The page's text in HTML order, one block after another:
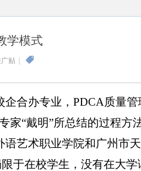
学模式
贴
合办专业， PDCA质量管
家“戴明”所总结的过程方
艺术职业学院和广州市
于在校学生，没有在大学